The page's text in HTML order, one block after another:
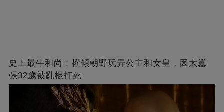
史上最牛和尚：權傾朝野玩弄公主和女皇，因太囂
張32歲被亂棍打死